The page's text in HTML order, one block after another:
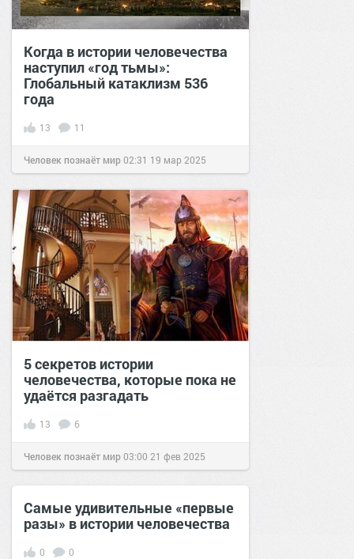
Когда в истории человечества
наступил «год тьмы»:
Глобальный катаклизм 536
года
13 11
Человек познаёт мир02:31 19 мар 2025
5 секретов истории
человечества, которые пока не
удаётся разгадать
13 6
Человек познаёт мир03:00 21 фев 2025
Самые удивительные «первые
разы» в истории человечества
0 0